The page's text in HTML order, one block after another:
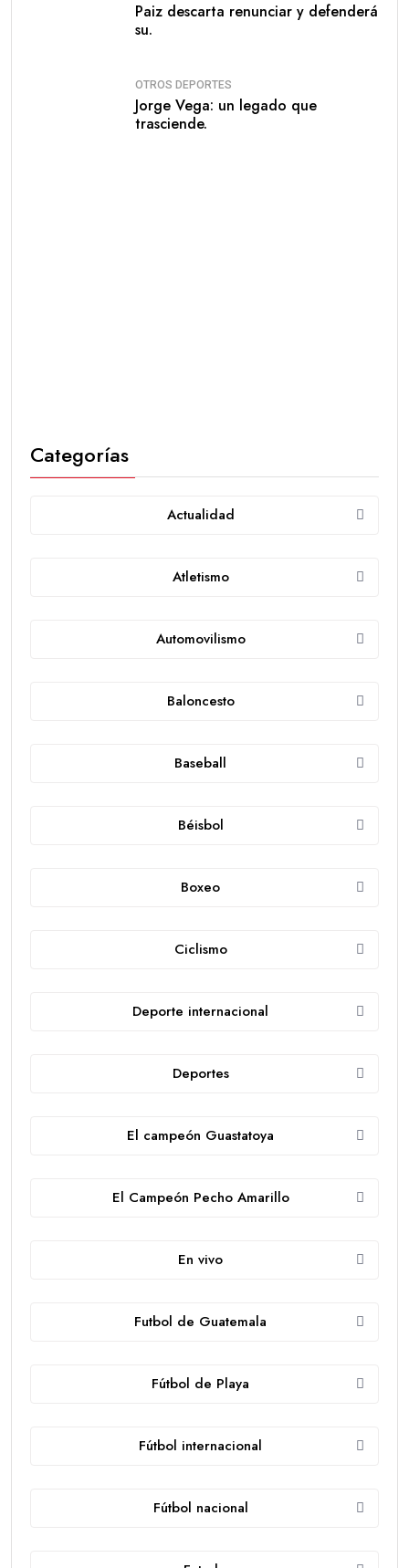
Paiz descarta renunciar y defenderá
su.
OTROS DEPORTES
Jorge Vega: un legado que
trasciende.
Categorías
Actualidad
Atletismo
Automovilismo
Baloncesto
Baseball
Béisbol
Boxeo
Ciclismo
Deporte internacional
Deportes
El campeón Guastatoya
El Campeón Pecho Amarillo
En vivo
Futbol de Guatemala
Fútbol de Playa
Fútbol internacional
Fútbol nacional